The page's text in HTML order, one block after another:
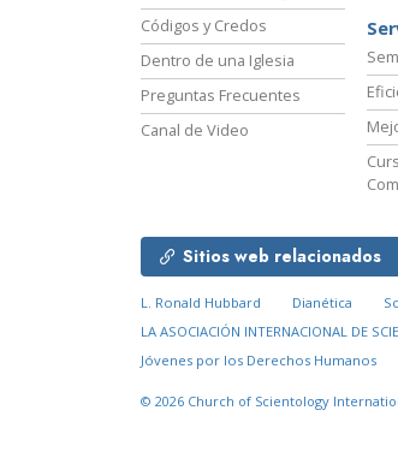
Códigos y Credos
Dentro de una Iglesia
Preguntas Frecuentes
Canal de Video
Sitios web relacionados
L. Ronald Hubbard Dianética
LA ASOCIACIÓN INTERNACIONAL DE
Jóvenes por los Derechos Humanos
© 2026 Church of Scientology